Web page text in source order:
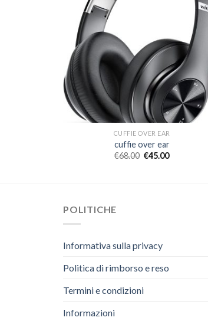
CUFFIE OVER EAR
cuffie over ear
€68.00 €45.00
POLITICHE
Informativa sulla privacy
Politica di rimborso e reso
Termini e condizioni
Informazioni